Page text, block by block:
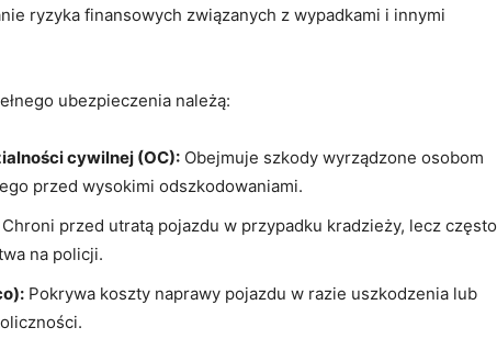
ryzyka finansowych związanych z wypadkami i innymi
ubezpieczenia należą:
cywilnej (OC): ​Obejmuje⁣ szkody wyrządzone osobom
przed wysokimi odszkodowaniami.
Chroni ⁤przed utratą pojazdu w przypadku kradzieży, lecz często
na policji.
Pokrywa koszty naprawy pojazdu w ⁢razie uszkodzenia lub